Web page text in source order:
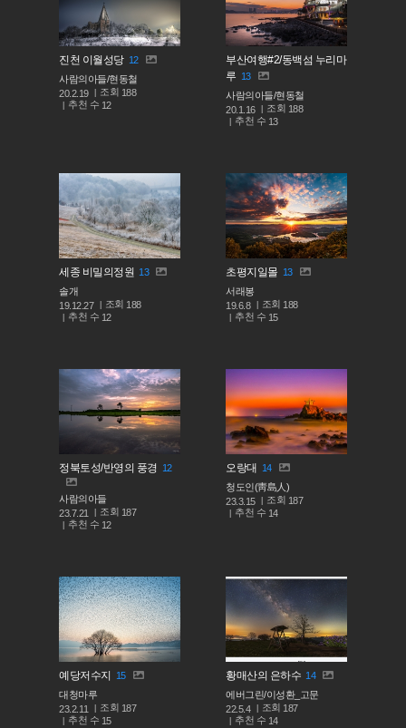
진천 이월성당 12
사람의아들/현동철
20.2.19
조회 188
추천 수 12
부산여행#2/동백섬 누리마
루 13
사람의아들/현동철
20.1.16
조회 188
추천 수 13
세종 비밀의정원 13
솔개
19.12.27
조회 188
추천 수 12
초평지일몰 13
서래봉
19.6.8
조회 188
추천 수 15
정북토성/반영의 풍경 12
사람의아들
23.7.21
조회 187
추천 수 12
오랑대
14
청도인(靑島人)
23.3.15
조회 187
추천 수 14
예당저수지
15
대청마루
23.2.11
조회 187
추천 수 15
황매산의 은하수 14
에버그린/이성환_고문
22.5.4
조회 187
추천 수 14